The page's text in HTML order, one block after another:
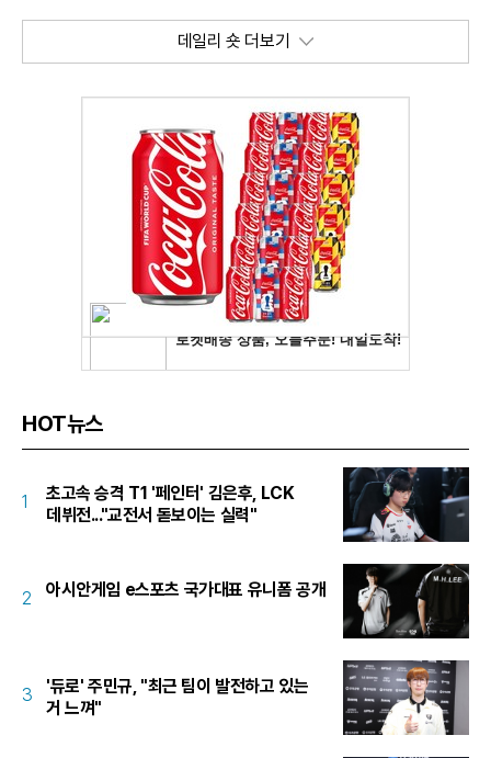
데일리 숏 더보기
HOT뉴스
1
초고속 승격 T1 '페인터' 김은후, LCK
데뷔전..."교전서 돋보이는 실력"
2 아시안게임 e스포츠 국가대표 유니폼 공개
3
'듀로' 주민규, "최근 팀이 발전하고 있는
거 느껴"